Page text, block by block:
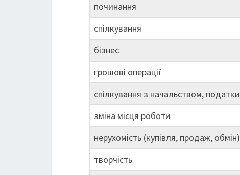
починання
спілкування
бізнес
грошові операції
спілкування з начальством, податки
зміна місця роботи
нерухомість (купівля, продаж, обмін)
творчість